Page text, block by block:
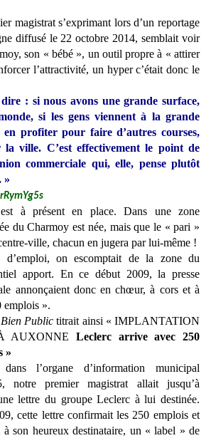
magistrat s’exprimant lors d’un reportage
diffusé le 22 octobre 2014, semblait voir
son « bébé », un outil propre à « attirer
l’attractivité, un hyper c’était donc le
: si nous avons une grande surface,
si les gens viennent à la grande
en profiter pour faire d’autres courses,
la ville. C’est effectivement le point de
commerciale qui, elle, pense plutôt
»
à présent en place. Dans une zone
du Charmoy est née, mais que le « pari »
ville, chacun en jugera par lui-même !
on escomptait de la zone du
apport. En ce début 2009, la presse
annonçaient donc en chœur, à cors et à
emplois ».
Public titrait ainsi « IMPLANTATION
AUXONNE Leclerc arrive avec 250
»
l’organe d’information municipal
notre premier magistrat allait jusqu’à
lettre du groupe Leclerc à lui destinée.
cette lettre confirmait les 250 emplois et
à son heureux destinataire, un « label » de